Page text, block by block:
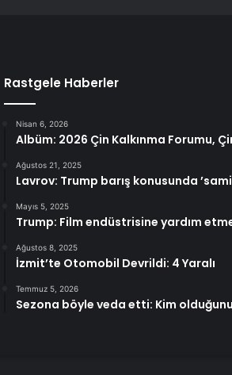
Rastgele Haberler
Nisan 6, 2026
Albüm: 2026 Çin Kalkınma Forumu,
Ağustos 21, 2025
Lavrov: Trump barış konusunda
Mayıs 5, 2025
Trump: Film endüstrisine yardım
Ağustos 8, 2025
İzmit’te Otomobil Devrildi: 4 Yaralı
Temmuz 5, 2026
Sezona böyle veda etti: Kim